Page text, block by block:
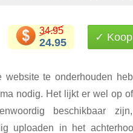
34.95
24.95 ✓ Koop
website te onderhouden
nodig. Het lijkt er wel op
beschikbaar
uploaden in het